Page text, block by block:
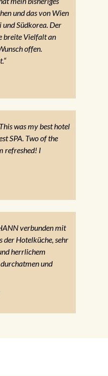
und das von Wien
Südkorea. Der
breite Vielfalt an
offen.
was my best hotel
SPA. Two of the
refreshed! I
verbunden mit
der Hotelküche, sehr
herrlichem
und